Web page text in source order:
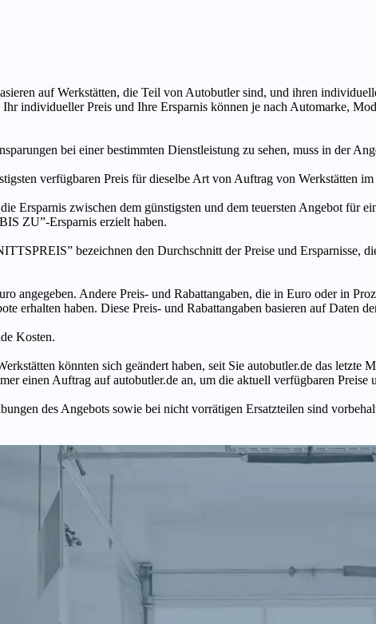
auf Werkstätten, die Teil von Autobutler sind, und ihren
individueller Preis und Ihre Ersparnis können je nach Automarke,
bei einer bestimmten Dienstleistung zu sehen, muss in der
verfügbaren Preis für dieselbe Art von Auftrag von Werkstätten
zwischen dem günstigsten und dem teuersten Angebot für
ZU”-Ersparnis erzielt haben.
bezeichnen den Durchschnitt der Preise und Ersparnisse,
angegeben. Andere Preis- und Rabattangaben, die in Euro oder in
erhalten haben. Diese Preis- und Rabattangaben basieren auf Daten
Kosten.
könnten sich geändert haben, seit Sie autobutler.de das letzte
einen Auftrag auf autobutler.de an, um die aktuell verfügbaren Preise
des Angebots sowie bei nicht vorrätigen Ersatzteilen sind